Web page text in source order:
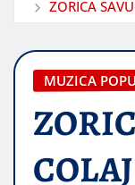
ZORICA
MUZICA